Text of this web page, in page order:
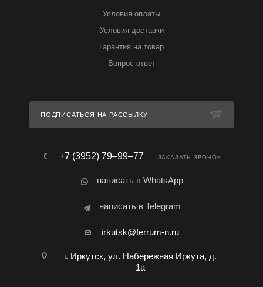
Условия оплаты
Условия доставки
Гарантия на товар
Вопрос-ответ
ПОДПИСАТЬСЯ НА РАССЫЛКУ
+7 (3952) 79‒99‒77 ЗАКАЗАТЬ ЗВОНОК
написать в WhatsApp
написать в Telegram
irkutsk@ferrum-n.ru
г. Иркутск, ул. Набережная Иркута, д.
1а